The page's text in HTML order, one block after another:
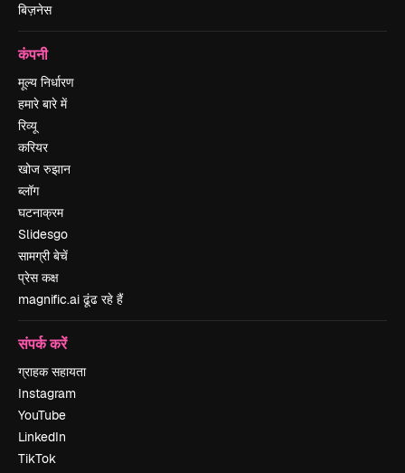
बिज़नेस
कंपनी
मूल्य निर्धारण
हमारे बारे में
रिव्यू
करियर
खोज रुझान
ब्लॉग
घटनाक्रम
Slidesgo
सामग्री बेचें
प्रेस कक्ष
magnific.ai ढूंढ रहे हैं
संपर्क करें
ग्राहक सहायता
Instagram
YouTube
LinkedIn
TikTok